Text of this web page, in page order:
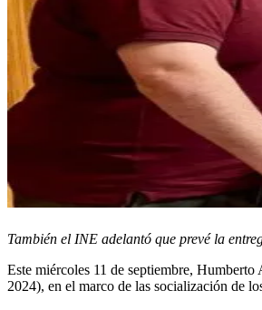
También el INE adelantó que prevé la
Este miércoles 11 de septiembre,
2024), en el marco de las socialización de